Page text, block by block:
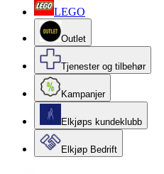
LEGO
Outlet
Tjenester og tilbehør
Kampanjer
Elkjøps kundeklubb
Elkjøp Bedrift